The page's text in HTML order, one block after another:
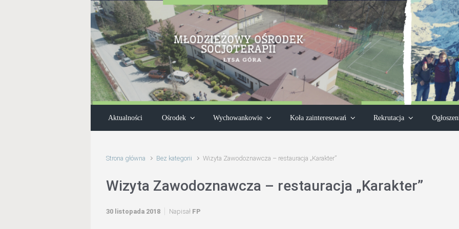
Aktualności Ośrodek Wychowankowie Koła zainteresowań Rekrutacja
Strona główna Bez kategorii Wizyta Zawodoznawcza – restauracja „Karakter”
Wizyta Zawodoznawcza – restauracja „Karakter”
30 listopada 2018 Napisał FP